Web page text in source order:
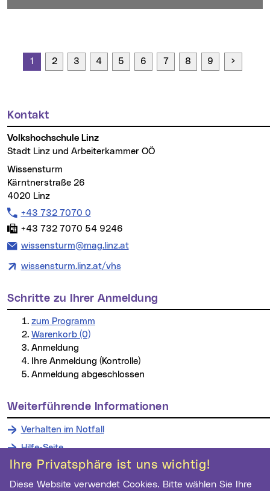
Ihre Privatsphäre ist uns wichtig!
Diese Website verwendet Cookies. Bitte wählen Sie Ihre
1 2 3 4 5 6 7 8 9 Seite
Weitere Informationen
Kontakt
Volkshochschule Linz
Stadt Linz und Arbeiterkammer OÖ
Wissensturm
Kärntnerstraße 26
4020 Linz
Telefon:
+43 732 7070 0
Fax:
+43 732 7070 54 9246
E-Mail Adresse:
wissensturm@mag.linz.at
wissensturm.linz.at/vhs
Schritte zu Ihrer Anmeldung
zum Programm
Warenkorb (0)
Anmeldung
Ihre Anmeldung (Kontrolle)
Anmeldung abgeschlossen
weiterführende Informationen
Verhalten im Notfall
Hilfe-Seite